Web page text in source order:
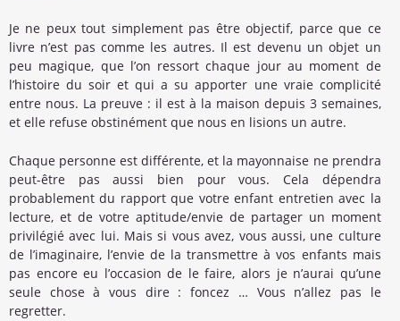
Je ne peux tout simplement pas être objectif, parce que ce
livre n’est pas comme les autres. Il est devenu un objet un
peu magique, que l’on ressort chaque jour au moment de
l’histoire du soir et qui a su apporter une vraie complicité
entre nous. La preuve : il est à la maison depuis 3 semaines,
et elle refuse obstinément que nous en lisions un autre.
Chaque personne est différente, et la mayonnaise ne prendra
peut-être pas aussi bien pour vous. Cela dépendra
probablement du rapport que votre enfant entretien avec la
lecture, et de votre aptitude/envie de partager un moment
privilégié avec lui. Mais si vous avez, vous aussi, une culture
de l’imaginaire, l’envie de la transmettre à vos enfants mais
pas encore eu l’occasion de le faire, alors je n’aurai qu’une
seule chose à vous dire : foncez … Vous n’allez pas le
regretter.